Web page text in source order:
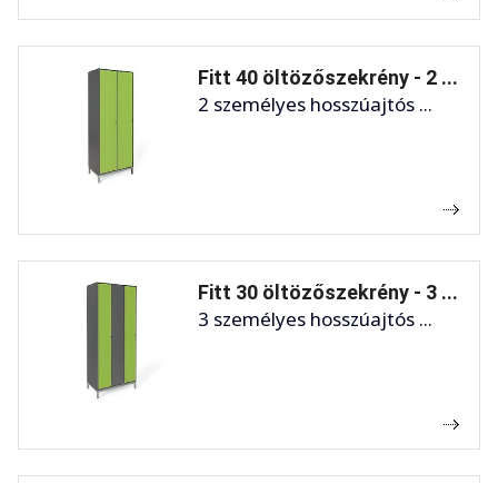
Fitt 40 öltözőszekrény - 2 ...
2 személyes hosszúajtós ...
Fitt 30 öltözőszekrény - 3 ...
3 személyes hosszúajtós ...